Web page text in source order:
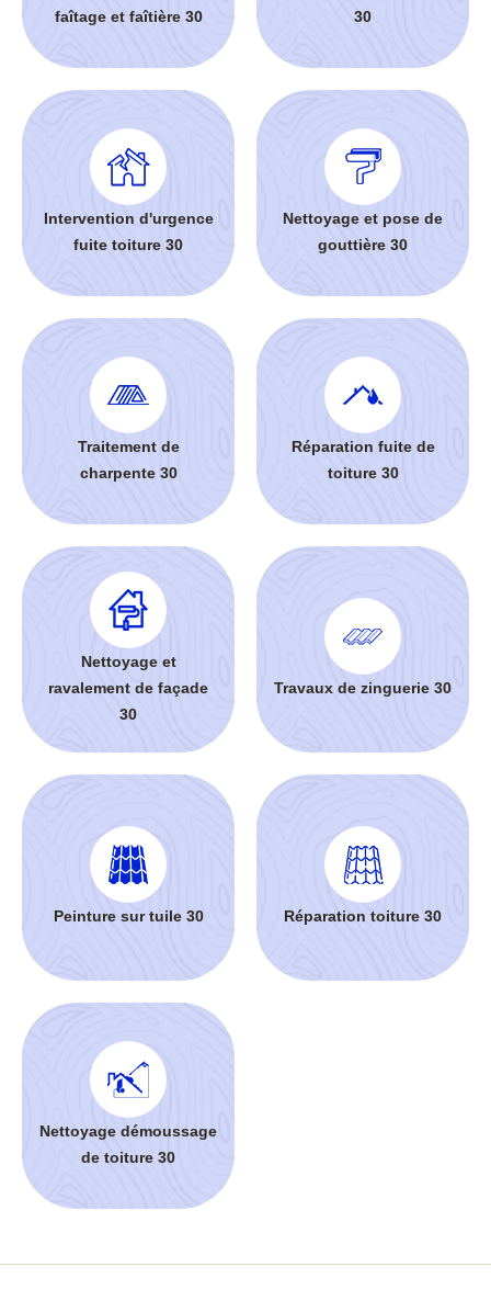
faîtage et faîtière 30
30
Intervention d'urgence
fuite toiture 30
Nettoyage et pose de
gouttière 30
Traitement de
charpente 30
Réparation fuite de
toiture 30
Nettoyage et
ravalement de façade
30
Travaux de zinguerie 30
Peinture sur tuile 30 Réparation toiture 30
Nettoyage démoussage
de toiture 30